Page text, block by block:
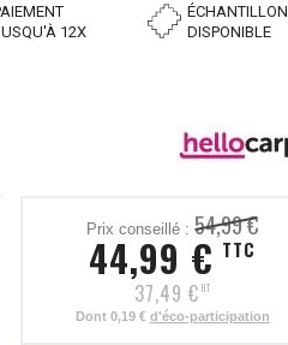
12X
ÉCHANTILLON
DISPONIBLE
Prix conseillé :54,99 €
44,99 € TTC
37,49 € HT
Dont 0,19 € d'éco-participation